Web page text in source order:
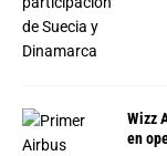
Wizz
en